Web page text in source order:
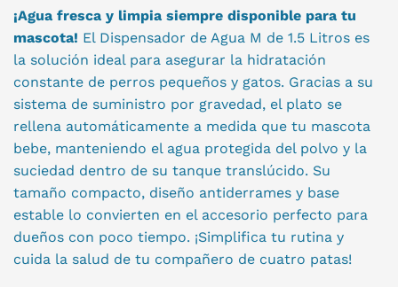
¡Agua fresca y limpia siempre disponible para tu
mascota! El Dispensador de Agua M de 1.5 Litros es
la solución ideal para asegurar la hidratación
constante de perros pequeños y gatos. Gracias a su
sistema de suministro por gravedad, el plato se
rellena automáticamente a medida que tu mascota
bebe, manteniendo el agua protegida del polvo y la
suciedad dentro de su tanque translúcido. Su
tamaño compacto, diseño antiderrames y base
estable lo convierten en el accesorio perfecto para
dueños con poco tiempo. ¡Simplifica tu rutina y
cuida la salud de tu compañero de cuatro patas!